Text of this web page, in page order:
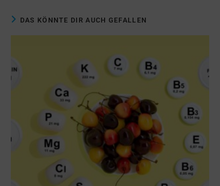
DAS KÖNNTE DIR AUCH GEFALLEN